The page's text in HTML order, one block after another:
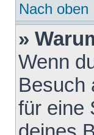
Nach oben
»
Wenn
Besuch
für eine